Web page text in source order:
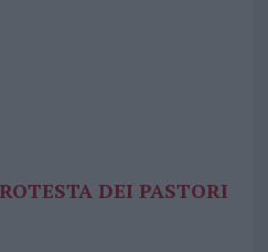
DEI PASTORI